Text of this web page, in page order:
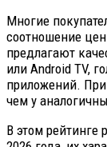
Многие
соотношение
предлагают
или Android TV,
приложений. При
чем у
В этом рейтинге